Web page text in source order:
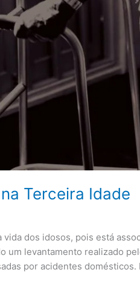
Terceira Idade
dos idosos, pois está
um levantamento realizado
por acidentes